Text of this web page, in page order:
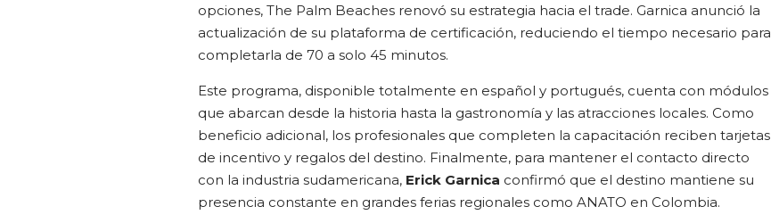
opciones, The Palm Beaches renovó su estrategia hacia el trade. Garnica anunció la
actualización de su plataforma de certificación, reduciendo el tiempo necesario para
completarla de 70 a solo 45 minutos.
Este programa, disponible totalmente en español y portugués, cuenta con módulos
que abarcan desde la historia hasta la gastronomía y las atracciones locales. Como
beneficio adicional, los profesionales que completen la capacitación reciben tarjetas
de incentivo y regalos del destino. Finalmente, para mantener el contacto directo
con la industria sudamericana, Erick Garnica confirmó que el destino mantiene su
presencia constante en grandes ferias regionales como ANATO en Colombia.